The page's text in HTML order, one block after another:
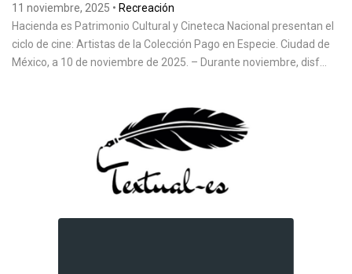
11 noviembre, 2025 • Recreación
Hacienda es Patrimonio Cultural y Cineteca Nacional presentan el
ciclo de cine: Artistas de la Colección Pago en Especie. Ciudad de
México, a 10 de noviembre de 2025. – Durante noviembre, disf...